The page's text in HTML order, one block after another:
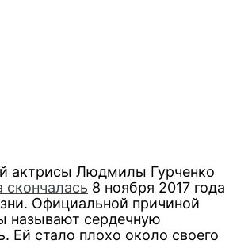
актрисы Людмилы Гурченко
8 ноября 2017 года
Официальной причиной
называют сердечную
Ей стало плохо около своего